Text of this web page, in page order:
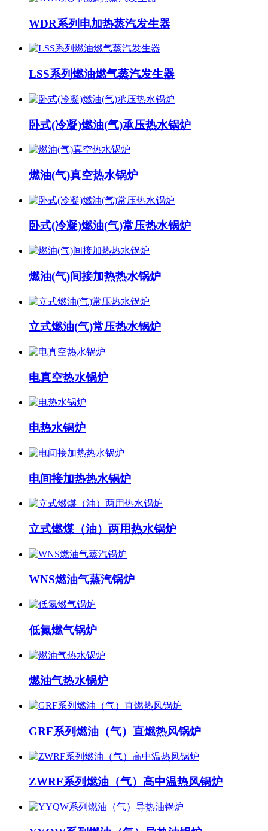
WDR系列电加热蒸汽发生器
LSS系列燃油燃气蒸汽发生器
卧式(冷凝)燃油(气)承压热水锅炉
燃油(气)真空热水锅炉
卧式(冷凝)燃油(气)常压热水锅炉
燃油(气)间接加热热水锅炉
立式燃油(气)常压热水锅炉
电真空热水锅炉
电热水锅炉
电间接加热热水锅炉
立式燃煤（油）两用热水锅炉
WNS燃油气蒸汽锅炉
低氮燃气锅炉
燃油气热水锅炉
GRF系列燃油（气）直燃热风锅炉
ZWRF系列燃油（气）高中温热风锅炉